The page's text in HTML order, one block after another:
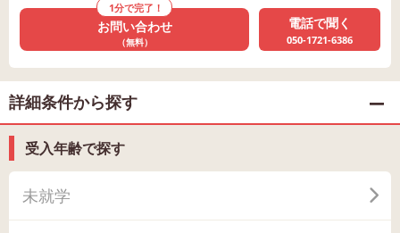
1分で完了！
お問い合わせ
（無料）
電話で聞く
050-1721-6386
詳細条件から探す
受入年齢で探す
未就学